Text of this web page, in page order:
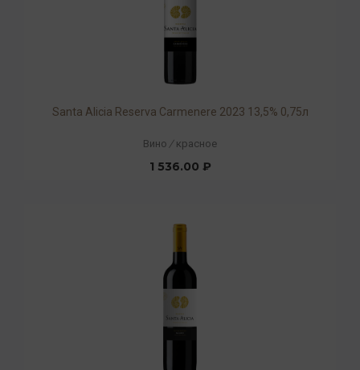
Santa Alicia Reserva Carmenere 2023 13,5% 0,75л
Вино / красное
1 536.00 ₽